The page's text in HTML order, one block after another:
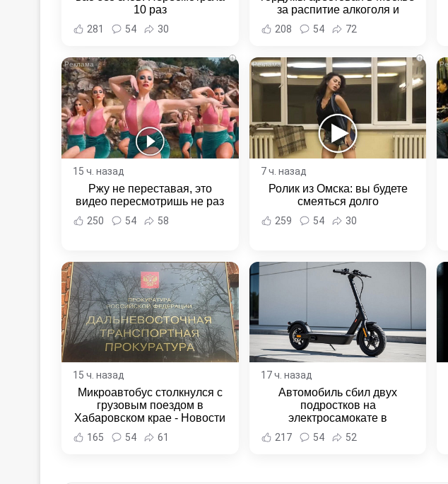
10 раз
281 54 30
за распитие алкоголя и
неповиновение полиции -
Новости Хабаровска и
208 54 72
i
15 ч. назад
Ржу не переставая, это
видео пересмотришь не раз
250 54 58
i
7 ч. назад
Ролик из Омска: вы будете
смеяться долго
259 54 30
15 ч. назад
Микроавтобус столкнулся с
грузовым поездом в
Хабаровском крае - Новости
Хабаровска и Хабаровского
края
165 54 61
17 ч. назад
Автомобиль сбил двух
подростков на
электросамокате в
Комсомольске-на-Амуре -
Новости Хабаровска и
217 54 52